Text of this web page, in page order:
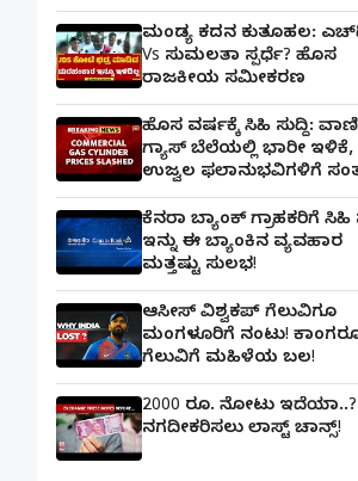
ಮಂಡ್ಯ ಕದನ ಕುತೂಹಲ:
Vs ಸುಮಲತಾ ಸ್ಪರ್ಧೆ? ಹೊಸ
ರಾಜಕೀಯ ಸಮೀಕರಣ
ಹೊಸ ವರ್ಷಕ್ಕೆ ಸಿಹಿ ಸುದ್ದಿ:
ಗ್ಯಾಸ್‌ ಬೆಲೆಯಲ್ಲಿ ಭಾರೀ ಇಳಿಕೆ,
ಉಜ್ವಲ ಫಲಾನುಭವಿಗಳಿಗೆ
ಕೆನರಾ ಬ್ಯಾಂಕ್‌ ಗ್ರಾಹಕರಿಗೆ ಸಿಹಿ
ಇನ್ನು ಈ ಬ್ಯಾಂಕಿನ ವ್ಯವಹಾರ
ಮತ್ತಷ್ಟು ಸುಲಭ!
ಆಸೀಸ್ ವಿಶ್ವಕಪ್ ಗೆಲುವಿಗೂ
ಮಂಗಳೂರಿಗೆ ನಂಟು!
ಗೆಲುವಿಗೆ ಮಹಿಳೆಯ ಬಲ!
2000 ರೂ. ನೋಟು ಇದೆಯಾ..?
ನಗದೀಕರಿಸಲು ಲಾಸ್ಟ್‌ ಚಾನ್ಸ್‌!